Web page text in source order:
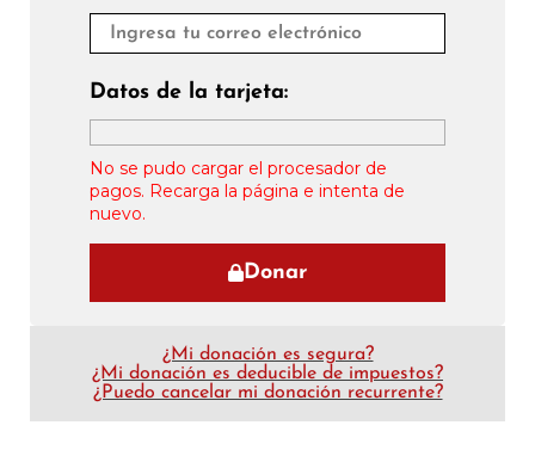
Datos de la tarjeta:
No se pudo cargar el procesador de
pagos. Recarga la página e intenta de
nuevo.
Donar
¿Mi donación es segura?
¿Mi donación es deducible de impuestos?
¿Puedo cancelar mi donación recurrente?